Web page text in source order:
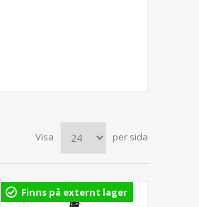
Visa per sida
Finns på externt lager